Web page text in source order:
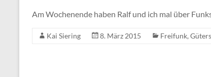
Am Wochenende haben Ralf und ich mal über
Kai Siering 8. März 2015 Freifunk,